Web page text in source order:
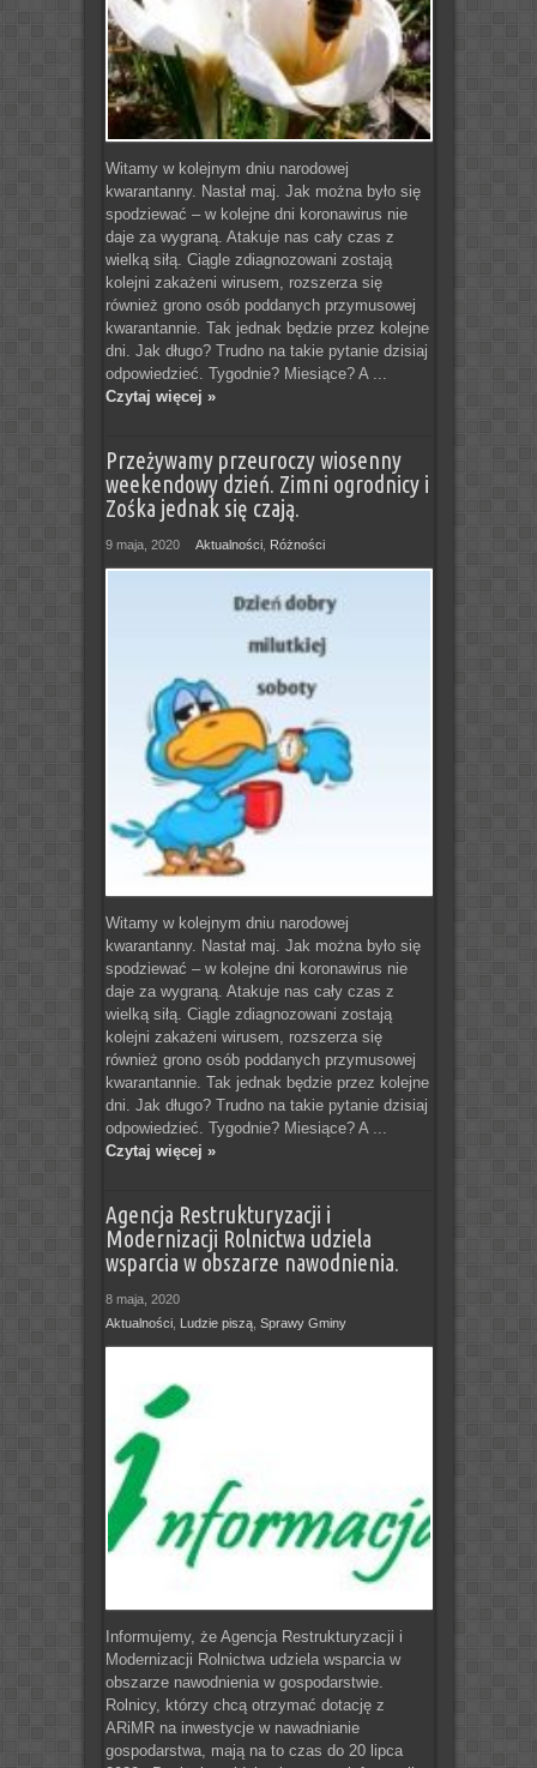
Witamy w kolejnym dniu narodowej
kwarantanny. Nastał maj. Jak można było się
spodziewać – w kolejne dni koronawirus nie
daje za wygraną. Atakuje nas cały czas z
wielką siłą. Ciągle zdiagnozowani zostają
kolejni zakażeni wirusem, rozszerza się
również grono osób poddanych przymusowej
kwarantannie. Tak jednak będzie przez kolejne
dni. Jak długo? Trudno na takie pytanie dzisiaj
odpowiedzieć. Tygodnie? Miesiące? A ...
Czytaj więcej »
Przeżywamy przeuroczy wiosenny
weekendowy dzień. Zimni ogrodnicy i
Zośka jednak się czają.
9 maja, 2020 Aktualności, Różności
Witamy w kolejnym dniu narodowej
kwarantanny. Nastał maj. Jak można było się
spodziewać – w kolejne dni koronawirus nie
daje za wygraną. Atakuje nas cały czas z
wielką siłą. Ciągle zdiagnozowani zostają
kolejni zakażeni wirusem, rozszerza się
również grono osób poddanych przymusowej
kwarantannie. Tak jednak będzie przez kolejne
dni. Jak długo? Trudno na takie pytanie dzisiaj
odpowiedzieć. Tygodnie? Miesiące? A ...
Czytaj więcej »
Agencja Restrukturyzacji i
Modernizacji Rolnictwa udziela
wsparcia w obszarze nawodnienia.
8 maja, 2020
Aktualności, Ludzie piszą, Sprawy Gminy
Informujemy, że Agencja Restrukturyzacji i
Modernizacji Rolnictwa udziela wsparcia w
obszarze nawodnienia w gospodarstwie.
Rolnicy, którzy chcą otrzymać dotację z
ARiMR na inwestycje w nawadnianie
gospodarstwa, mają na to czas do 20 lipca